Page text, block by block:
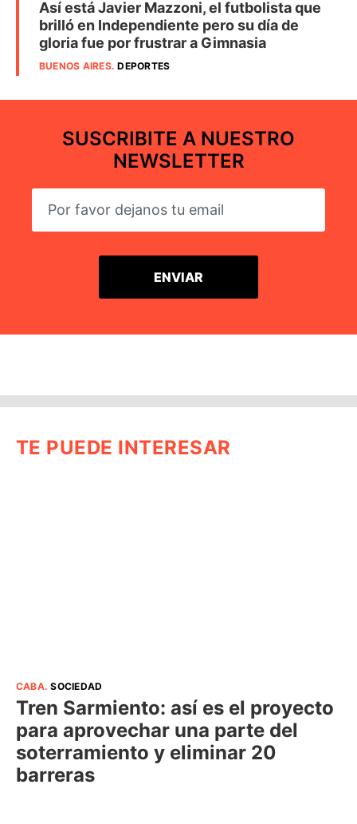
Así está Javier Mazzoni, el futbolista que
brilló en Independiente pero su día de
gloria fue por frustrar a Gimnasia
BUENOS AIRES.DEPORTES
SUSCRIBITE A NUESTRO
NEWSLETTER
TE PUEDE INTERESAR
CABA.SOCIEDAD
Tren Sarmiento: así es el proyecto
para aprovechar una parte del
soterramiento y eliminar 20
barreras